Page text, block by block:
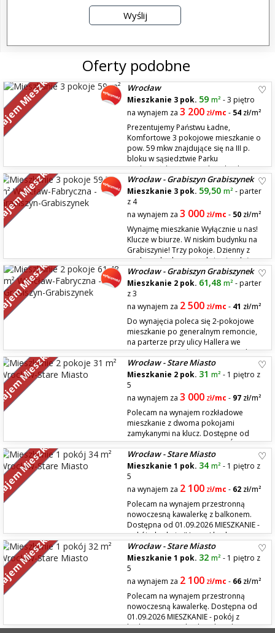
Oferty podobne
Mieszkań Wrocław
Mieszkanie 3 pok. 59m² - 3 piętro
na wynajem za3 200 zł/mc - 54 zł/m²
Prezentujemy Państwu Ładne,
Komfortowe 3 pokojowe mieszkanie o
pow. 59 mkw znajdujące się na III p.
bloku w sąsiedztwie Parku
Grabiszyńskiego przy ul. Stolarskiej.
Mieszkanie składa się z obszernego przedpokoju z dużą wnękową szafą,
salonu z wyjściem na balkon połączonego z aneksem kuchennym,
sypial...Mieszkań Wrocław - Grabiszyn Grabiszynek
Mieszkanie 3 pok. 59,50m² - parter
z 4
na wynajem za3 000 zł/mc - 50 zł/m²
Wynajmę mieszkanie Wyłącznie u nas!
Klucze w biurze. W niskim budynku na
Grabiszynie! Trzy pokoje. Dzienny z
aneksem kuchennym, dwie niezależne
sypialnie (jedna z garderobą). Po remoncie: instalacja elektryczna
miedziana, gładzie, okna antywłamaniowe. Zabudowa aneksu,
zmywarka, lodówka, kuchnia...
Mieszkań Wrocław - Grabiszyn Grabiszynek
Mieszkanie 2 pok. 61,48m² - parter
z 3
na wynajem za 2 500 zł/mc - 41 zł/m²
Do wynajęcia poleca się 2-pokojowe
mieszkanie po generalnym remoncie,
na parterze przy ulicy Hallera we
Wrocławiu. Mieszkanie o powierzchni
61,48 m² po remoncie w roku 2020, zlokalizowane w doskonałym
miejscu. Dla 1 lub 2 studentek/studentów. UKŁAD POMIESZCZEŃ: Salon
ok. 22 m² Kuchnia ok. 16,8 m...
Mieszkań Wrocław - Stare Miasto
Mieszkanie 2 pok. 31m² - 1 piętro z
5
na wynajem za3 000 zł/mc - 97 zł/m²
Polecam na wynajem rozkładowe
mieszkanie z dwoma pokojami
zamykanymi na klucz. Dostępne od
01.09.2026 MIESZKANIE - POKÓJ 1:
około 8-9 m2 Wyposażony w rozkładaną sofę, szafę, biurko, krzesło,
wiszące szafki - POKÓJ 2: około 8-9 m2 Wyposażony w rozkładaną sofę,
szafę, biurko, krzesło, wiszące szafk...
Mieszkań Wrocław - Stare Miasto
Mieszkanie 1 pok. 34m² - 1 piętro z
5
na wynajem za 2 100 zł/mc - 62 zł/m²
Polecam na wynajem przestronną
nowoczesną kawalerkę z balkonem.
Dostępna od 01.09.2026 MIESZKANIE -
pokój z kuchnią (Uwaga! brak
piekarnika i zmywarki do naczyń) - balkon - łazienka - wspólny hall z
dodatkową szafą, odkurzaczem i mopem do wspólnego użytku dla tego
mieszkania i 2 innych mieszkań LO...
Mieszkań Wrocław - Stare Miasto
Mieszkanie 1 pok. 32m² - 1 piętro z
5
na wynajem za 2 100 zł/mc - 66 zł/m²
Polecam na wynajem przestronną
nowoczesną kawalerkę. Dostępna od
01.09.2026 MIESZKANIE - pokój z
kuchnią (Uwaga! brak piekarnika i